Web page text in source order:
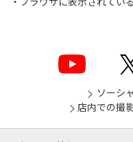
ソーシ
店内での撮